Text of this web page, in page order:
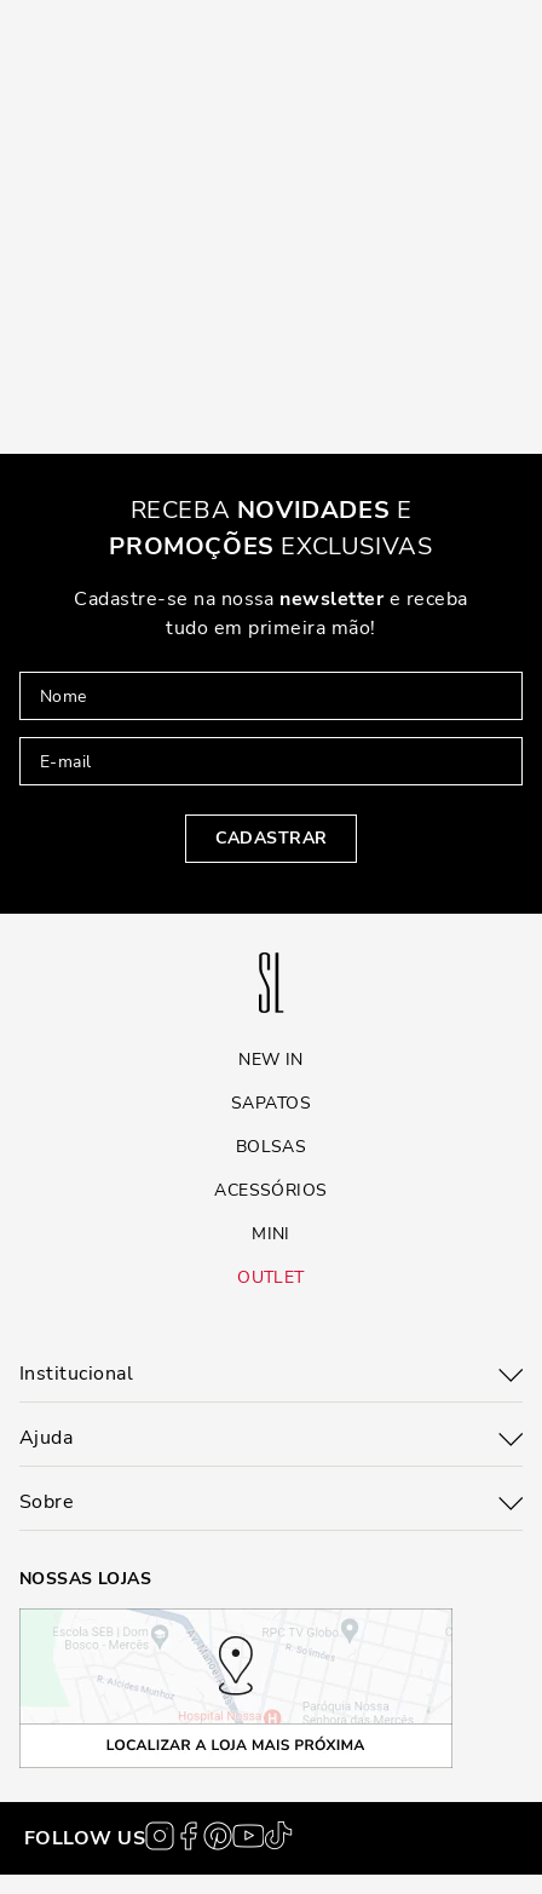
RECEBA NOVIDADES E
PROMOÇÕES EXCLUSIVAS
Cadastre-se na nossa newslettere receba
tudo em primeira mão!
CADASTRAR
NEW IN
SAPATOS
BOLSAS
ACESSÓRIOS
MINI
OUTLET
Institucional
Ajuda
Sobre
NOSSAS LOJAS
FOLLOW US